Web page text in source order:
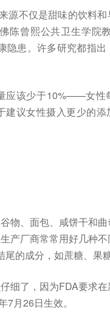
源不仅是甜味的饮料
陈曾熙公共卫生学院
隐患。许多研究都指
应该少于10%——女性
建议女性摄入更少的
物、面包、咸饼干和
产厂商常常用好几种
的成分，如蔗糖、果
细了，因为FDA要求
7月26日生效。